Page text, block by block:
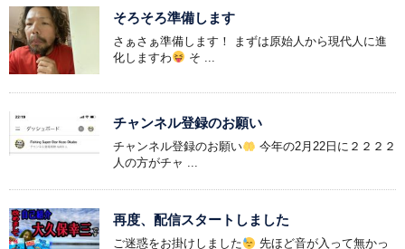
そろそろ準備します
さぁさぁ準備します！ まずは原始人から現代人に進
化しますわ
そ ...
チャンネル登録のお願い
チャンネル登録のお願い
今年の2月22日に２２２２
人の方がチャ ...
再度、配信スタートしました
ご迷惑をお掛けしました
先ほど音が入って無かっ